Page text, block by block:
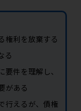
権利を放棄する
る
件を理解し、
がある
行えるが、債権